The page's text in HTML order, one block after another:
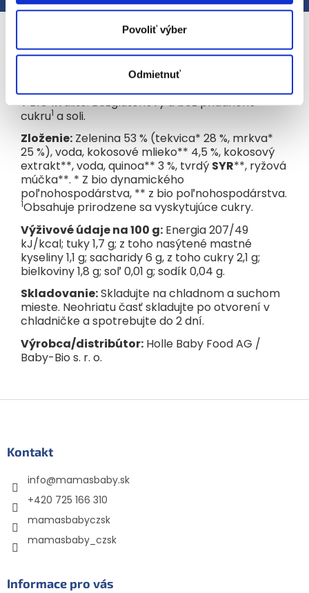
Povoliť výber
Odmietnuť
Podrobný popis
Zeleninový príkrm pre osobitné výživové účely
detí od ukončeného 6. mesiaca. Detský príkrm s
v BIO kvalite. Bezgluténový a bez pridaného
cukru1 a soli.
Zloženie: Zelenina 53 % (tekvica* 28 %, mrkva*
25 %), voda, kokosové mlieko** 4,5 %, kokosový
extrakt**, voda, quinoa** 3 %, tvrdý SYR**, ryžová
múčka**. * Z bio dynamického
poľnohospodárstva, ** z bio poľnohospodárstva.
1Obsahuje prirodzene sa vyskytujúce cukry.
Výživové údaje na 100 g: Energia 207/49
kJ/kcal; tuky 1,7 g; z toho nasýtené mastné
kyseliny 1,1 g; sacharidy 6 g, z toho cukry 2,1 g;
bielkoviny 1,8 g; soľ 0,01 g; sodík 0,04 g.
Skladovanie:Skladujte na chladnom a suchom
mieste. Neohriatu časť skladujte po otvorení v
chladničke a spotrebujte do 2 dní.
Výrobca/distribútor: Holle Baby Food AG /
Baby-Bio s. r. o.
Kontakt
info@mamasbaby.sk
+420 725 166 310
mamasbabyczsk
mamasbaby_czsk
Informace pro vás